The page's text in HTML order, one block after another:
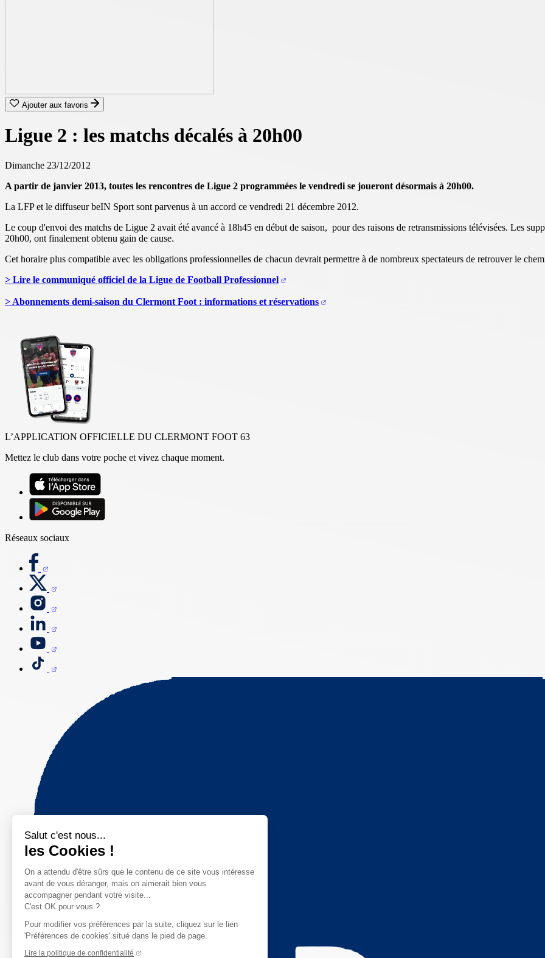
Salut c'est nous...
les Cookies !
On a attendu d'être sûrs que le contenu de ce site vous intéresse
avant de vous déranger, mais on aimerait bien vous
accompagner pendant votre visite...
C'est OK pour vous ?
Pour modifier vos préférences par la suite, cliquez sur le lien
'Préférences de cookies' situé dans le pied de page.
Lire la politique de confidentialité
Ajouter aux favoris
Ligue 2 : les matchs décalés à 20h00
Dimanche 23/12/2012
A partir de janvier 2013, toutes les rencontres de Ligue 2 programmées le vendredi se joueront désormais à 20h00.
La LFP et le diffuseur beIN Sport sont parvenus à un accord ce vendredi 21 décembre 2012.
Le coup d'envoi des matchs de Ligue 2 avait été avancé à 18h45 en début de saison, pour des raisons de retransmissions télévisées. Les
20h00, ont finalement obtenu gain de cause.
Cet horaire plus compatible avec les obligations professionnelles de chacun devrait permettre à de nombreux spectateurs de retrouver le
> Lire le communiqué officiel de la Ligue de Football Professionnel
> Abonnements demi-saison du Clermont Foot : informations et réservations
L’APPLICATION OFFICIELLE DU CLERMONT FOOT 63
Mettez le club dans votre poche et vivez chaque moment.
Réseaux sociaux